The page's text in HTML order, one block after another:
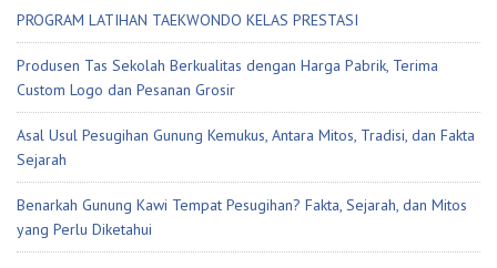
PROGRAM LATIHAN TAEKWONDO KELAS PRESTASI
Produsen Tas Sekolah Berkualitas dengan Harga Pabrik, Terima
Custom Logo dan Pesanan Grosir
Asal Usul Pesugihan Gunung Kemukus, Antara Mitos, Tradisi, dan Fakta
Sejarah
Benarkah Gunung Kawi Tempat Pesugihan? Fakta, Sejarah, dan Mitos
yang Perlu Diketahui